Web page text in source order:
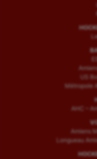
US
Métropole
AHC –
Amiens
Longueau